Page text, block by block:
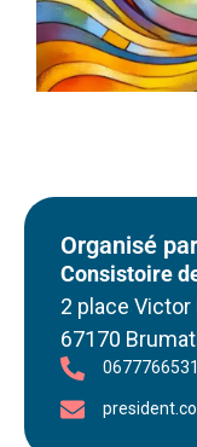
Organisé
Consistoire
2 place Victor
67170
0677766531